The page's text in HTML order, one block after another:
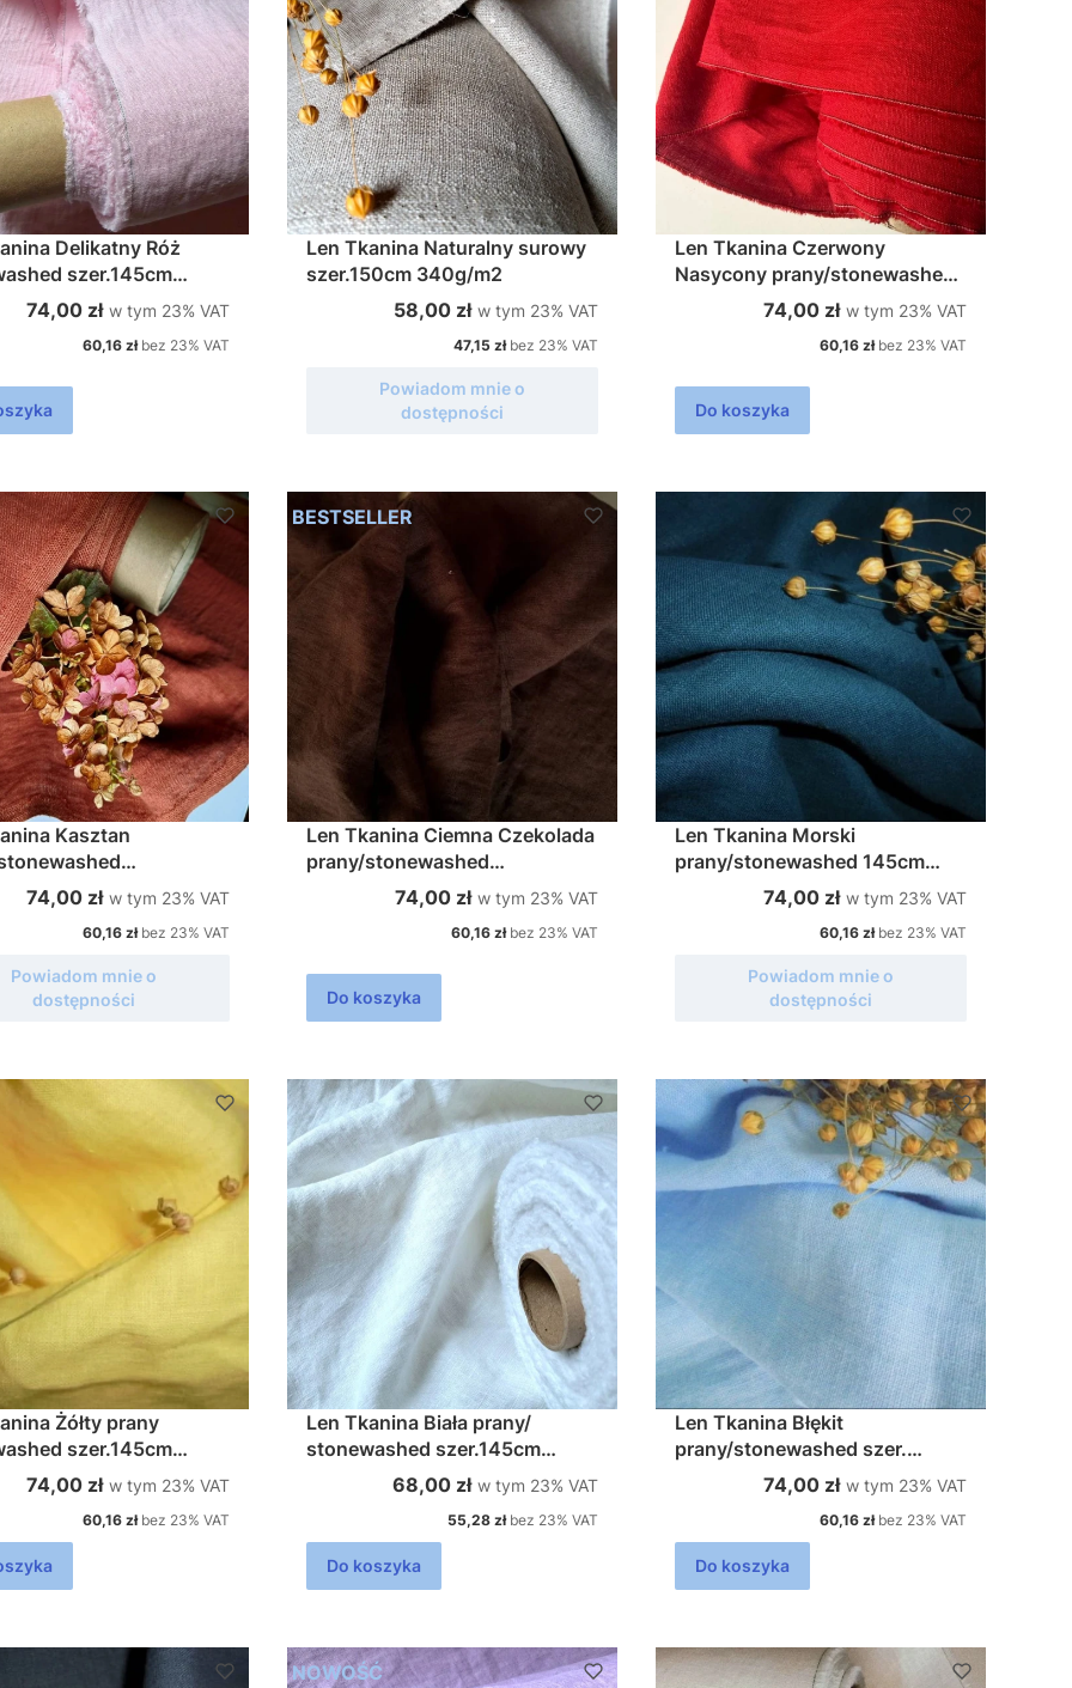
Róż
szer.145cm
Cena brutto
74,00 zł w tym %s VAT
w tym 23% VAT
Cena netto
60,16 zł bez 23% VAT
Len Tkanina Naturalny surowy
szer.150cm 340g/m2
Cena brutto
58,00 zł w tym %s VAT
w tym 23% VAT
Cena netto
47,15 zł bez 23% VAT
Powiadom mnie o
dostępności
Len Tkanina Czerwony
Nasycony prany/stonewashed
szer.145cm 200g
Cena brutto
74,00 zł w tym %s VAT
w tym 23% VAT
Cena netto
60,16 zł bez 23% VAT
Do koszyka
Kasztan
200g/m2
Cena brutto
74,00 zł w tym %s VAT
w tym 23% VAT
Cena netto
60,16 zł bez 23% VAT
Powiadom mnie o
dostępności
BESTSELLER
Len Tkanina Ciemna Czekolada
prany/stonewashed
szer.145cm 200g
Cena brutto
74,00 zł w tym %s VAT
w tym 23% VAT
Cena netto
60,16 zł bez 23% VAT
Do koszyka
Len Tkanina Morski
prany/stonewashed 145cm
Cena brutto
74,00 zł w tym %s VAT
w tym 23% VAT
Cena netto
60,16 zł bez 23% VAT
Powiadom mnie o
dostępności
Żółty prany
szer.145cm
Cena brutto
74,00 zł w tym %s VAT
w tym 23% VAT
Cena netto
60,16 zł bez 23% VAT
Len Tkanina Biała prany/
stonewashed szer.145cm
Cena brutto
68,00 zł w tym %s VAT
w tym 23% VAT
Cena netto
55,28 zł bez 23% VAT
Do koszyka
Len Tkanina Błękit
prany/stonewashed szer.
145cm 200g/m2
Cena brutto
74,00 zł w tym %s VAT
w tym 23% VAT
Cena netto
60,16 zł bez 23% VAT
Do koszyka
NOWOŚĆ